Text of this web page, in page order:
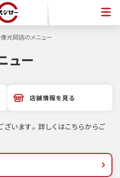
光岡店のメニュー
ュー
店舗情報を見る
います。詳しくはこちらからご